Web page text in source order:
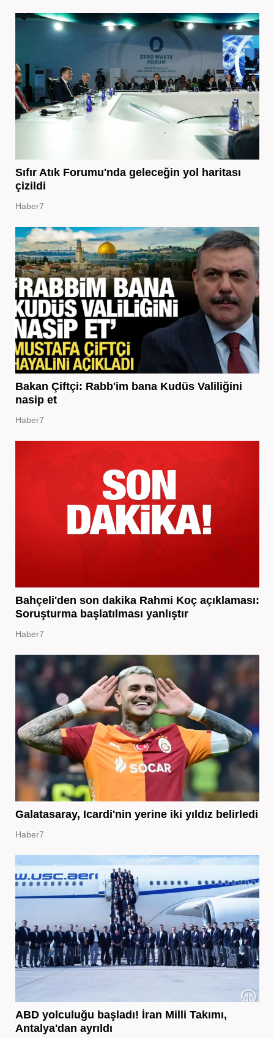
Sıfır Atık Forumu'nda geleceğin yol haritası
çizildi
Haber7
Bakan Çiftçi: Rabb'im bana Kudüs Valiliğini
nasip et
Haber7
Bahçeli'den son dakika Rahmi Koç açıklaması:
Soruşturma başlatılması yanlıştır
Haber7
Galatasaray, Icardi'nin yerine iki yıldız belirledi
Haber7
ABD yolculuğu başladı! İran Milli Takımı,
Antalya'dan ayrıldı